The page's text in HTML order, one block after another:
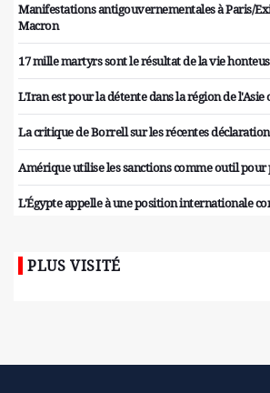
Manifestations antigouvernementales à Paris/
Macron
17 mille martyrs sont le résultat de la vie
L'Iran est pour la détente dans la région de l'Asie
La critique de Borrell sur les récentes
Amérique utilise les sanctions comme outil
L'Égypte appelle à une position internationale
PLUS VISITÉ